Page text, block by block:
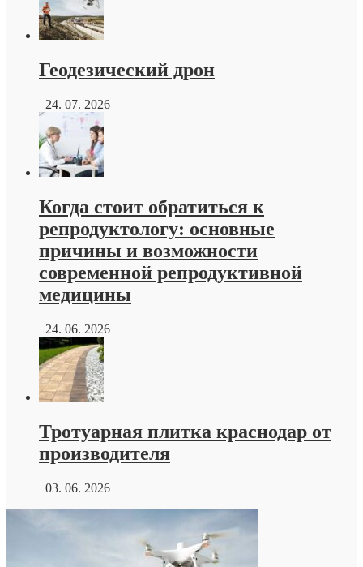
Геодезический дрон
24. 07. 2026
Когда стоит обратиться к
репродуктологу: основные
причины и возможности
современной репродуктивной
медицины
24. 06. 2026
Тротуарная плитка краснодар от
производителя
03. 06. 2026